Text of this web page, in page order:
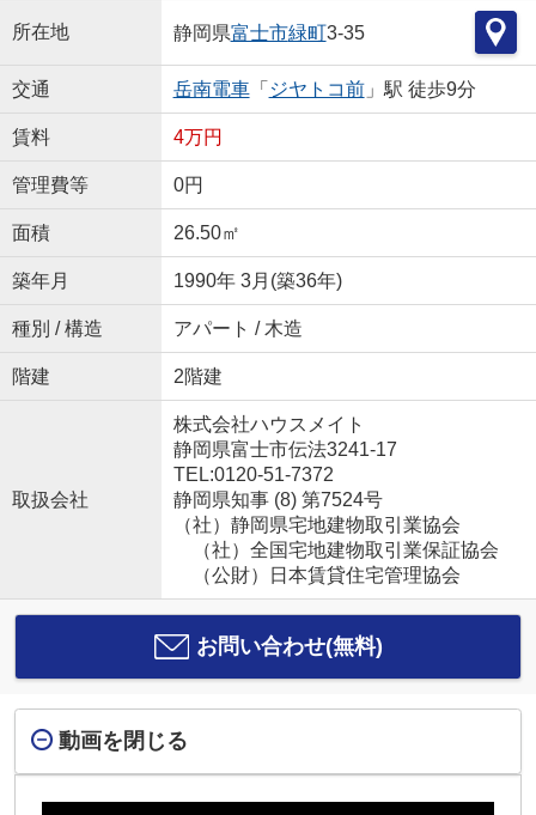
所在地 静岡県富士市緑町3-35
交通 岳南電車「 ジヤトコ前」駅 徒歩9分
賃料 4万円
管理費等 0円
面積 26.50㎡
築年月 1990年 3月(築36年)
種別 / 構造 アパート / 木造
階建 2階建
取扱会社
株式会社ハウスメイト
静岡県富士市伝法3241-17
TEL:0120-51-7372
静岡県知事 (8) 第7524号
（社）静岡県宅地建物取引業協会
（社）全国宅地建物取引業保証協会
（公財）日本賃貸住宅管理協会
お問い合わせ(無料)
動画を閉じる